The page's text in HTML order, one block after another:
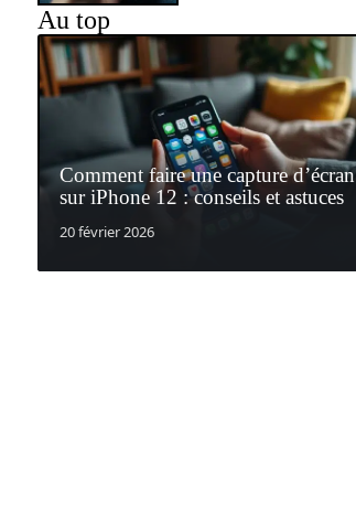
Au top
Comment faire une capture d’écran
sur iPhone 12 : conseils et astuces
20 février 2026